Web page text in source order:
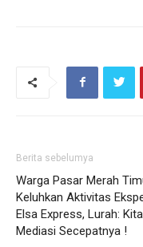
Berita sebelumya
Warga Pasar Merah
Keluhkan Aktivitas
Elsa Express, Lurah: Kita
Mediasi Secepatnya !